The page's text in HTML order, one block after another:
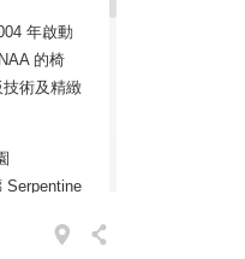
年啟動
的椅
術及精緻
Serpentine
SANAA